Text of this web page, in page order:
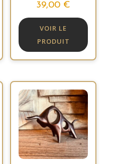
39,00 €
VOIR LE
PRODUIT